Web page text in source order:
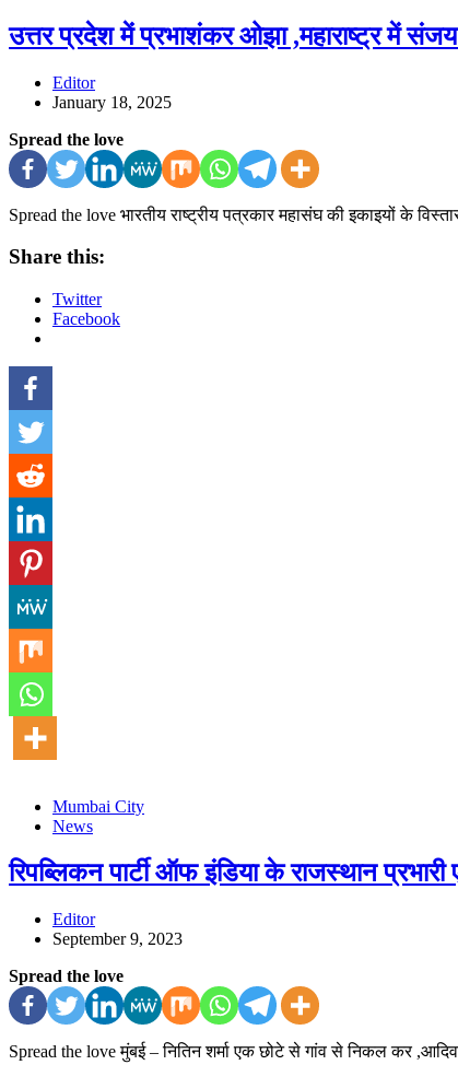
उत्तर प्रदेश में प्रभाशंकर ओझा ,महाराष्ट्र में
Editor
January 18, 2025
Spread the love
Spread the love भारतीय राष्ट्रीय पत्रकार महासंघ की इकाइयों के
Share this:
Twitter
Facebook
Mumbai City
News
रिपब्लिकन पार्टी ऑफ इंडिया के राजस्थान प्रभारी
Editor
September 9, 2023
Spread the love
Spread the love मुंबई – नितिन शर्मा एक छोटे से गांव से निकल कर